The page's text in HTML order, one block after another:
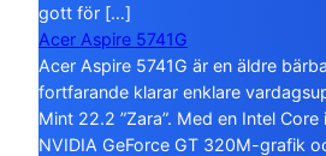
gott för […]
Acer Aspire 5741G
Acer Aspire 5741G är en äldre
fortfarande klarar enklare
Mint 22.2 ”Zara”. Med en Intel
NVIDIA GeForce GT 320M-grafik